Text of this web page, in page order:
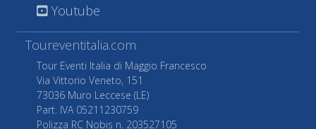
Youtube
Toureventitalia.com
Tour Eventi Italia di Maggio Francesco
Via Vittorio Veneto, 151
73036 Muro Leccese (LE)
Part. IVA 05211230759
Polizza RC Nobis n. 203527105